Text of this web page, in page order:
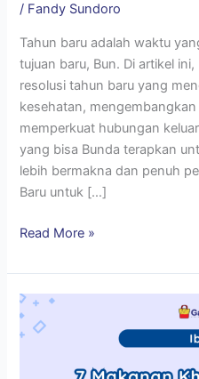
/ Fandy Sundoro
Tahun baru adalah waktu
tujuan baru, Bun. Di artikel
resolusi tahun baru yang
kesehatan,
memperkuat hubungan
yang bisa Bunda terapkan
lebih bermakna dan penuh
Baru untuk […]
Read More »
7
Makanan